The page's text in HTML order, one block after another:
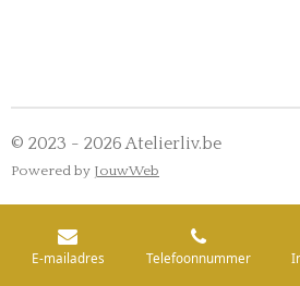
© 2023 - 2026 Atelierliv.be
Powered by JouwWeb
E-mailadres Telefoonnummer